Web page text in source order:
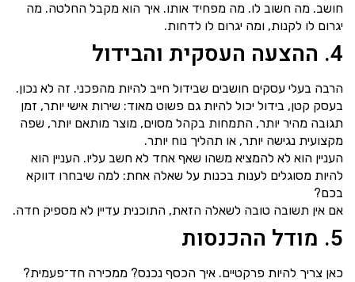
חושב. מה חשוב לו. מה מפחיד אותו. איך הוא מקבל החלטה. מה
יגרום לו לקנות, ומה יגרום לו לדחות.
4. ההצעה העסקית והבידול
הרבה בעלי עסקים חושבים שבידול חייב להיות מהפכני. זה לא נכון.
בעסק קטן, בידול יכול להיות גם פשוט מאוד: שירות אישי יותר, זמן
תגובה מהיר יותר, התמחות בקהל מסוים, מוצר מותאם יותר, שפה
מקצועית נגישה יותר, או תהליך נוח יותר.
העניין הוא לא להמציא משהו שאף אחד לא חשב עליו. העניין הוא
להיות מסוגלים לענות בכנות על שאלה אחת: למה שיבחרו דווקא
בכם?
אם אין תשובה טובה לשאלה הזאת, התוכנית עדיין לא מספיק חדה.
5. מודל ההכנסות
כאן צריך להיות פרקטיים. איך הכסף נכנס? ממכירה חד־פעמית?